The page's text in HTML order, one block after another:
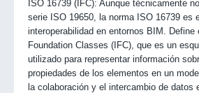
ISO 16739 (IFC): Aunque técnicamente
serie ISO 19650, la norma ISO 16739 es
interoperabilidad en entornos BIM.
Foundation Classes (IFC), que es un
utilizado para representar información
propiedades de los elementos en un
la colaboración y el intercambio de datos